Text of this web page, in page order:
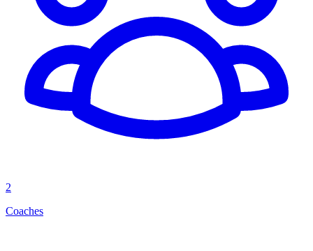
2
Coaches